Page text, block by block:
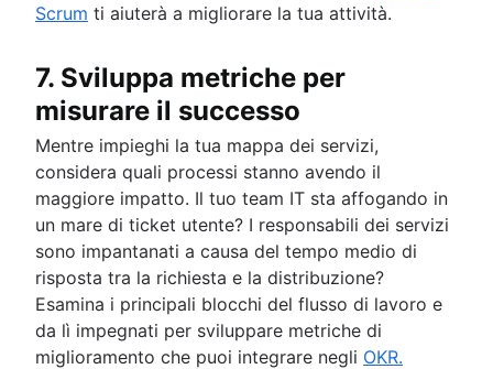
Scrum ti aiuterà a migliorare la tua attività.
7. Sviluppa metriche per
misurare il successo
Mentre impieghi la tua mappa dei servizi,
considera quali processi stanno avendo il
maggiore impatto. Il tuo team IT sta affogando in
un mare di ticket utente? I responsabili dei servizi
sono impantanati a causa del tempo medio di
risposta tra la richiesta e la distribuzione?
Esamina i principali blocchi del flusso di lavoro e
da lì impegnati per sviluppare metriche di
miglioramento che puoi integrare negli OKR.